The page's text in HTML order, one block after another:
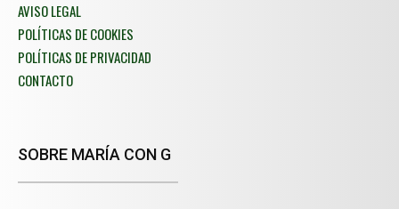
AVISO LEGAL
POLÍTICAS DE COOKIES
POLÍTICAS DE PRIVACIDAD
CONTACTO
SOBRE MARÍA CON G